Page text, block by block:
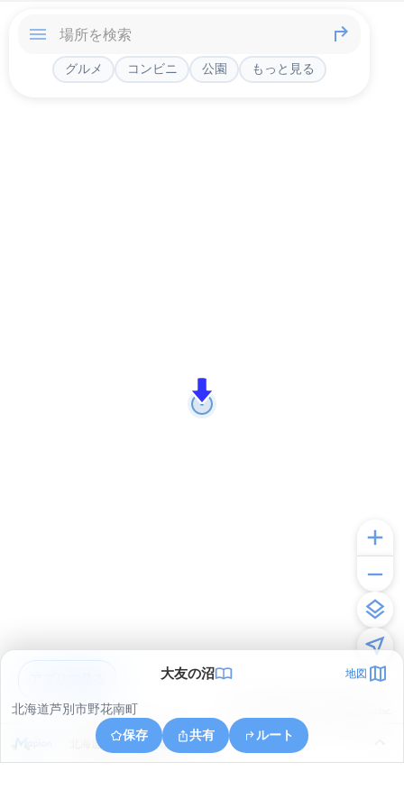
グルメ コンビニ 公園 もっと見る
大友の沼 地図
北海道芦別市野花南町
保存
共有 ルート
北海道芦別市野花南町